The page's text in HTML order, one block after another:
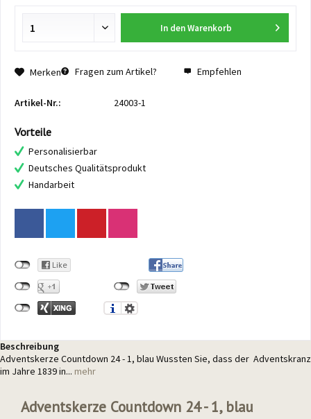
In den Warenkorb
Merken Fragen zum Artikel? Empfehlen
Artikel-Nr.: 24003-1
Vorteile
Personalisierbar
Deutsches Qualitätsprodukt
Handarbeit
Beschreibung
Adventskerze Countdown 24 - 1, blau Wussten Sie, dass der Adventskranz
im Jahre 1839 in... mehr
Adventskerze Countdown 24 - 1, blau